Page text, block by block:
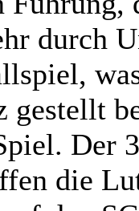
durch
gestellt
Der
die